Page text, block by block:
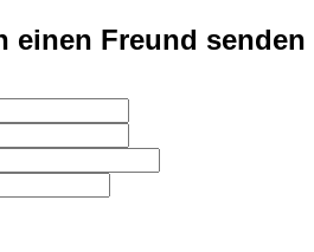
einen Freund senden